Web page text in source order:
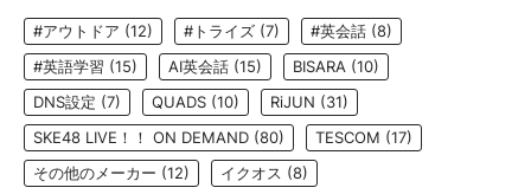
#アウトドア (12) #トライズ (7) #英会話 (8)
#英語学習 (15) AI英会話 (15) BISARA (10)
DNS設定 (7) QUADS (10) RiJUN (31)
SKE48 LIVE！！ ON DEMAND (80) TESCOM (17)
その他のメーカー (12) イクオス (8)